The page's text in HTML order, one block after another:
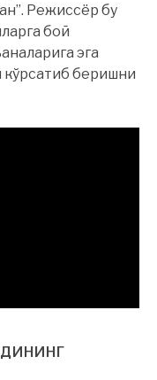
Режиссёр бу
бой
эга
кўрсатиб беришни